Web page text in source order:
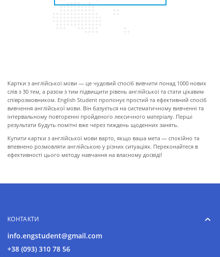
Картки з англійської мови — це чудовий спосіб вивчити понад 1000 нових
слів з 30 тем, а разом з тим підвищити рівень англійської та стати цікавим
співрозмовником. English Student пропонує простий та ефективний спосіб
вивчення англійської мови. Він базується на систематичному вивченні та
інтервальному повторенні пройденого лексичного матеріалу. Перші
результати будуть помітні вже через тиждень щоденних занять.
Купити картки з англійської мови варто, якщо ваша мета — спокійно та
впевнено розмовляти англійською у різних ситуаціях. Переконайтеся в
ефективності цього методу навчання на власному досвіді!
КОНТАКТИ
info.engstudent@gmail.com
+38 (093) 310 78 56